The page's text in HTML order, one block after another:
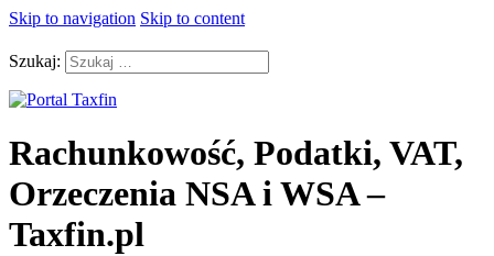
Skip to navigation Skip to content
Szukaj:
Rachunkowość, Podatki, VAT,
Orzeczenia NSA i WSA –
Taxfin.pl